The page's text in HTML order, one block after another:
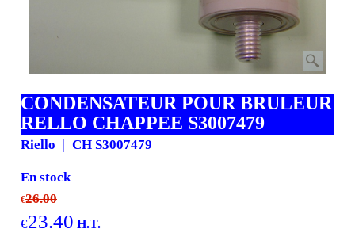
CONDENSATEUR POUR BRULEUR
RELLO CHAPPEE S3007479
Riello CH S3007479
En stock
€26.00
€23.40 H.T.